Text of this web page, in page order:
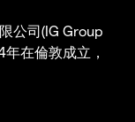
公司(IG Group
在倫敦成立，